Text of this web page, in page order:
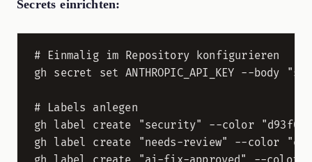
Secrets einrichten:
# Einmalig im Repository konfigurieren
gh secret set ANTHROPIC_API_KEY --body
# Labels anlegen
gh label create "security" --color "d93f0b"
gh label create "needs-review" --color